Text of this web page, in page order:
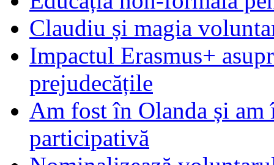
Claudiu și magia
Impactul Erasmus+
prejudecățile
Am fost în Olanda și am
participativă